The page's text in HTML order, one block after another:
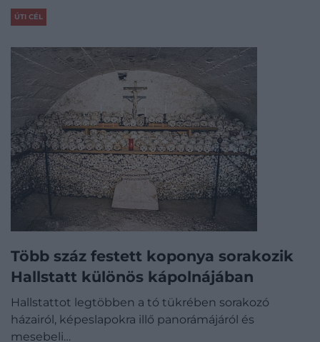
ÚTI CÉL
Több száz festett koponya sorakozik
Hallstatt különös kápolnájában
Hallstattot legtöbben a tó tükrében sorakozó
házairól, képeslapokra illő panorámájáról és
mesebeli…